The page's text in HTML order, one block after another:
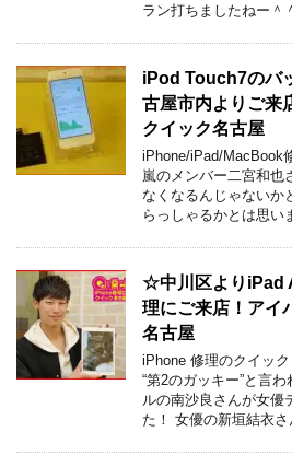
ラン打ちましたねー＾
iPod Touch7のバ
古屋市内よりご来
クイック名古屋
iPhone/iPad/MacBook
嵐のメンバー二宮和也
なくなるんじゃないか
らっしゃるかとは思い
☆中川区よりiPad
理にご来店！アイ
名古屋
iPhone 修理のクイッ
“第2のガッキー”と言
ルの南沙良さんが女優
た！ 女優の新垣結衣